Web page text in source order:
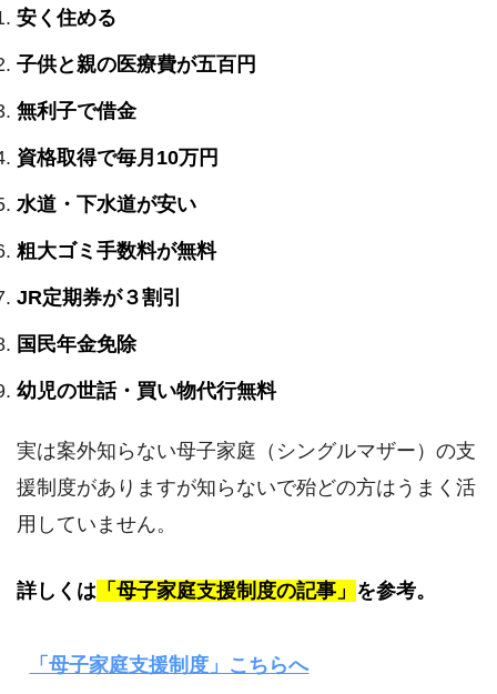
安く住める
子供と親の医療費が五百円
無利子で借金
資格取得で毎月10万円
水道・下水道が安い
粗大ゴミ手数料が無料
JR定期券が３割引
国民年金免除
幼児の世話・買い物代行無料
実は案外知らない母子家庭（シングルマザー）の支
援制度がありますが知らないで殆どの方はうまく活
用していません。
詳しくは 「母子家庭支援制度の記事」 を参考。
「母子家庭支援制度」こちらへ